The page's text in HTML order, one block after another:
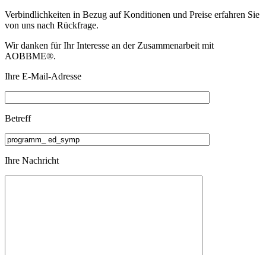
Verbindlichkeiten in Bezug auf Konditionen und Preise erfahren Sie
von uns nach Rückfrage.
Wir danken für Ihr Interesse an der Zusammenarbeit mit
AOBBME®.
Ihre E-Mail-Adresse
Betreff
Ihre Nachricht